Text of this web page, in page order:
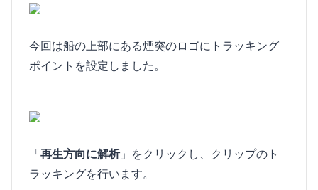
今回は船の上部にある煙突のロゴにトラッキング
ポイントを設定しました。
「再生方向に解析」をクリックし、クリップのト
ラッキングを行います。